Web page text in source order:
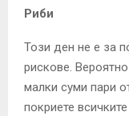
Риби
Този ден не е за
рискове.
малки суми пари
покриете